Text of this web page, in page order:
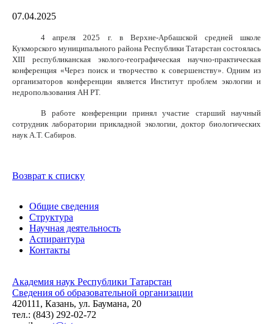
07.04.2025
4 апреля 2025 г. в Верхне-Арбашской средней школе
Кукморского муниципального района Республики Татарстан состоялась
XIII республиканская эколого-географическая научно-практическая
конференция «Через поиск и творчество к совершенству». Одним из
организаторов конференции является Институт проблем экологии и
недропользования АН РТ.
В работе конференции принял участие старший научный
сотрудник лаборатории прикладной экологии, доктор биологических
наук А.Т. Сабиров.
Возврат к списку
Общие сведения
Структура
Научная деятельность
Аспирантура
Контакты
Академия наук Республики Татарстан
Сведения об образовательной организации
420111, Казань, ул. Баумана, 20
тел.: (843) 292-02-72